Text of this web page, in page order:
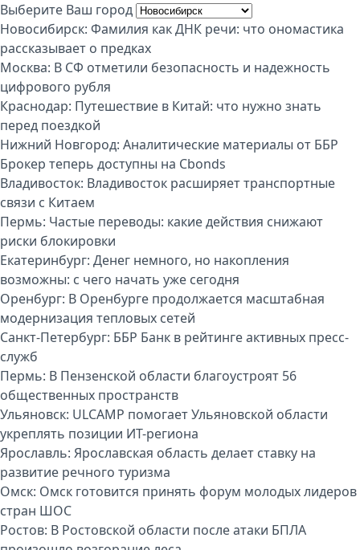
Выберите Ваш город
Новосибирск: Фамилия как ДНК речи: что ономастика
рассказывает о предках
Москва: В СФ отметили безопасность и надежность
цифрового рубля
Краснодар: Путешествие в Китай: что нужно знать
перед поездкой
Нижний Новгород: Аналитические материалы от ББР
Брокер теперь доступны на Cbonds
Владивосток: Владивосток расширяет транспортные
связи с Китаем
Пермь: Частые переводы: какие действия снижают
риски блокировки
Екатеринбург: Денег немного, но накопления
возможны: с чего начать уже сегодня
Оренбург: В Оренбурге продолжается масштабная
модернизация тепловых сетей
Санкт-Петербург: ББР Банк в рейтинге активных пресс-
служб
Пермь: В Пензенской области благоустроят 56
общественных пространств
Ульяновск: ULCAMP помогает Ульяновской области
укреплять позиции ИТ-региона
Ярославль: Ярославская область делает ставку на
развитие речного туризма
Омск: Омск готовится принять форум молодых лидеров
стран ШОС
Ростов: В Ростовской области после атаки БПЛА